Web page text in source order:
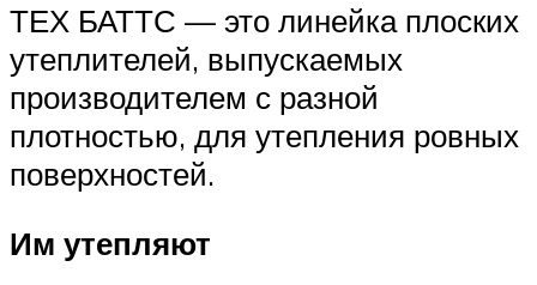
ТЕХ БАТТС — это линейка плоских
утеплителей, выпускаемых
производителем с разной
плотностью, для утепления ровных
поверхностей.
Им утепляют